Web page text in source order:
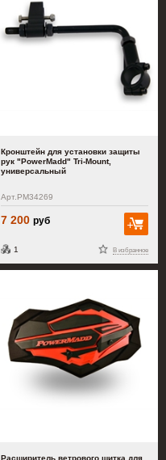
Кронштейн для установки защиты
рук "PowerMadd" Tri-Mount,
универсальный
Арт.PM34269
7 200 руб
В избранное
1
Расширитель ветрового щитка для